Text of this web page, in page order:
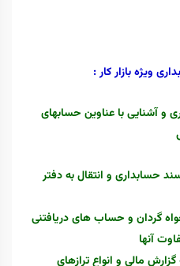
ویژه بازار کار :‌
و آشنایی با عناوین حسابهای
حسابداری و انتقال به دفتر
گردان و حساب های دریافتنی
آنها
مالی و انواع ترازهای